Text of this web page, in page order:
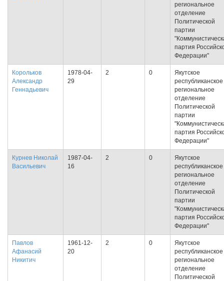
региональное
отделение
Политической
партии
партия
Федерации"
Корольков
Александр
Геннадьевич
1978-04-
29
2 0
Якутское
республиканское
региональное
отделение
Политической
партии
партия
Федерации"
Курнев Николай
Васильевич
1987-04-
16
2 0
Якутское
республиканское
региональное
отделение
Политической
партии
партия
Федерации"
Павлов
Афанасий
Никитич
1961-12-
20
2 0
Якутское
республиканское
региональное
отделение
Политической